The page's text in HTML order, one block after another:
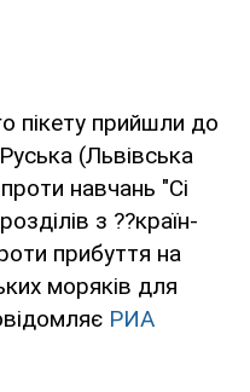
пікету прийшли до
(Львівська
навчань "Сі
з ??країн-
прибуття на
моряків для
РИА